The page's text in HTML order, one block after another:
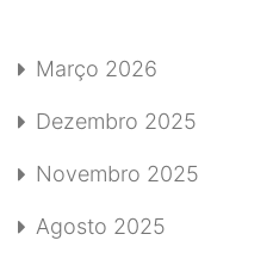
Março 2026
Dezembro 2025
Novembro 2025
Agosto 2025